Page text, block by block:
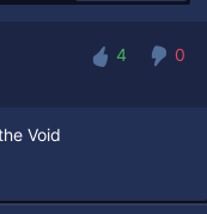
4
0
Void